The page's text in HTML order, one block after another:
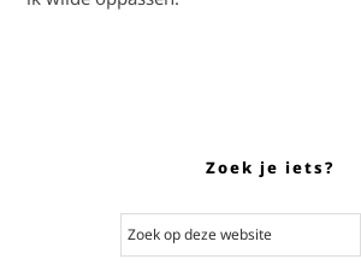
Zoek je iets?